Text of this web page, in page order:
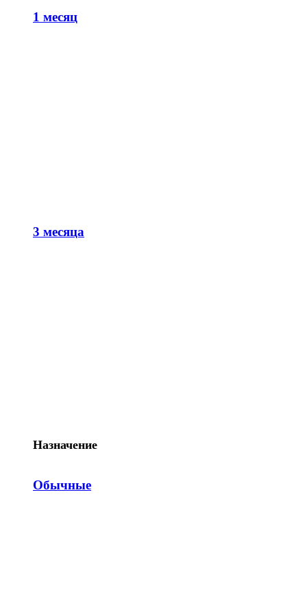
1 месяц
3 месяца
Назначение
Обычные